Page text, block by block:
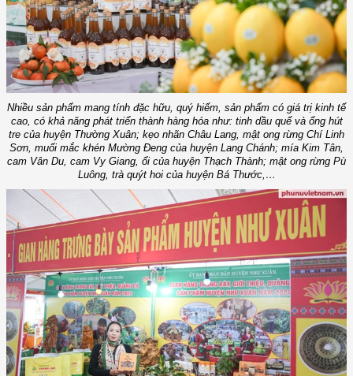
Nhiều sản phẩm mang tính đặc hữu, quý hiếm, sản phẩm có giá trị kinh tế
cao, có khả năng phát triển thành hàng hóa như: tinh dầu quế và ống hút
tre của huyện Thường Xuân; kẹo nhãn Châu Lang, mật ong rừng Chí Linh
Sơn, muối mắc khén Mường Đeng của huyện Lang Chánh; mía Kim Tân,
cam Vân Du, cam Vy Giang, ổi của huyện Thạch Thành; mật ong rừng Pù
Luông, trà quýt hoi của huyện Bá Thước,…